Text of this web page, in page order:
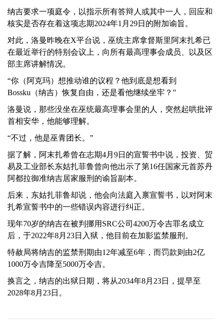
纳吉要求一项庭令，以指示所有答辩人或其中一人，回应和
核实是否存在着这项志期2024年1月29日的附加谕旨。
对此，洛曼昨晚在X平台说，巫统主席拿督斯里阿末扎希已
在最近举行的特别会议上，向所有最高理事会成员、以及区
部主席讲解情况。
“你（阿克玛）想推动谁的议程？他到底是想看到
Bossku（纳吉）恢复自由，还是看他继续坐牢？”
洛曼说，那些没坐在巫统最高理事会里的人，突然起哄批评
首相安华，他能够理解。
“不过，他是巫青团长。”
据了解，阿末扎希曾在志期4月9日的宣誓书中说，投资、贸
易及工业部长东姑扎菲鲁曾向他出示了第16任国家元首苏丹
阿都拉御准纳吉居家服刑的谕旨副本。
后来，东姑扎菲鲁却说，他会向法庭入禀宣誓书，以对阿末
扎希宣誓书中的一些错误内容进行纠正。
现年70岁的纳吉在被判挪用SRC公司4200万令吉罪名成立
后，于2022年8月23日入狱，他目前在加影监禁服刑。
特赦局将纳吉的监禁刑期由12年减至6年，而罚款则由2亿
1000万令吉降至5000万令吉。
换言之，纳吉的出狱日期，将从2034年8月23日，提早至
2028年8月23日。